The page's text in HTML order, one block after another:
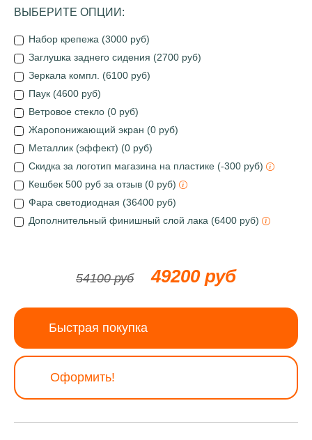
ВЫБЕРИТЕ ОПЦИИ:
Набор крепежа (3000 руб)
Заглушка заднего сидения (2700 руб)
Зеркала компл. (6100 руб)
Паук (4600 руб)
Ветровое стекло (0 руб)
Жаропонижающий экран (0 руб)
Металлик (эффект) (0 руб)
Скидка за логотип магазина на пластике (-300 руб)
Кешбек 500 руб за отзыв (0 руб)
Фара светодиодная (36400 руб)
Дополнительный финишный слой лака (6400 руб)
54100 руб 49200 руб
Быстрая покупка
Оформить!